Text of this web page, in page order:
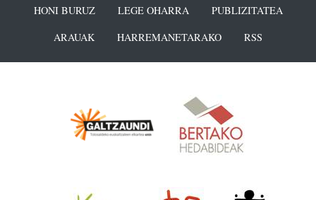
HONI BURUZ LEGE OHARRA
PUBLIZITATEA
ARAUAK
HARREMANETARAKO RSS